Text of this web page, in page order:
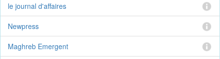
le journal d'affaires
Newpress
Maghreb Emergent